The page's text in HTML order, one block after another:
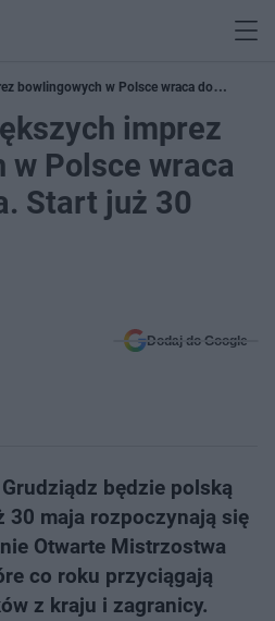
bowlingowych w Polsce wraca do
imprez
w Polsce wraca
Start już 30
Dodaj do Google
będzie polską
maja rozpoczynają się
Otwarte Mistrzostwa
co roku przyciągają
z kraju i zagranicy.